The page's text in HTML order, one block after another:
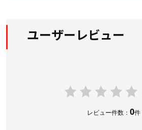
ユーザーレビュー
レビュー件数：0件